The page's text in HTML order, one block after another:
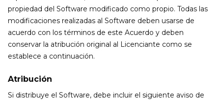
propiedad del Software modificado como propio. Todas las
modificaciones realizadas al Software deben usarse de
acuerdo con los términos de este Acuerdo y deben
conservar la atribución original al Licenciante como se
establece a continuación.
Atribución
Si distribuye el Software, debe incluir el siguiente aviso de